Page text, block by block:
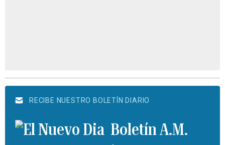
RECIBE NUESTRO BOLETÍN DIARIO
Boletín A.M.